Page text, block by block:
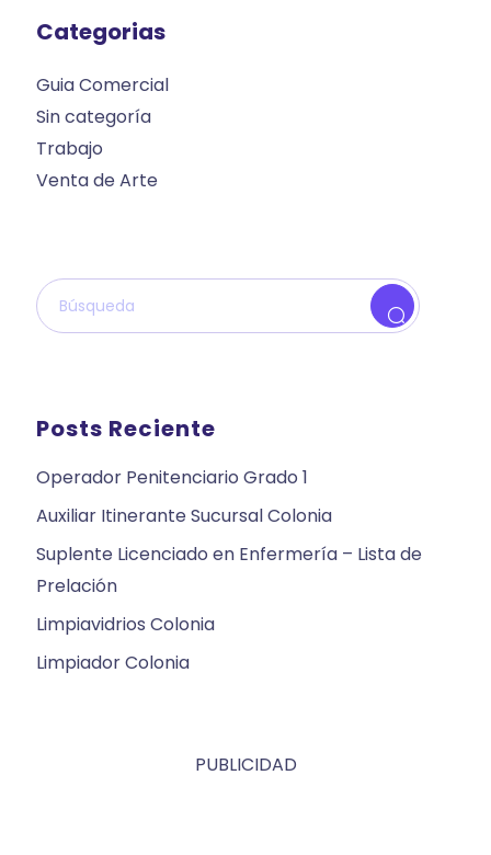
Categorias
Guia Comercial
Sin categoría
Trabajo
Venta de Arte
Posts Reciente
Operador Penitenciario Grado 1
Auxiliar Itinerante Sucursal Colonia
Suplente Licenciado en Enfermería – Lista de
Prelación
Limpiavidrios Colonia
Limpiador Colonia
PUBLICIDAD